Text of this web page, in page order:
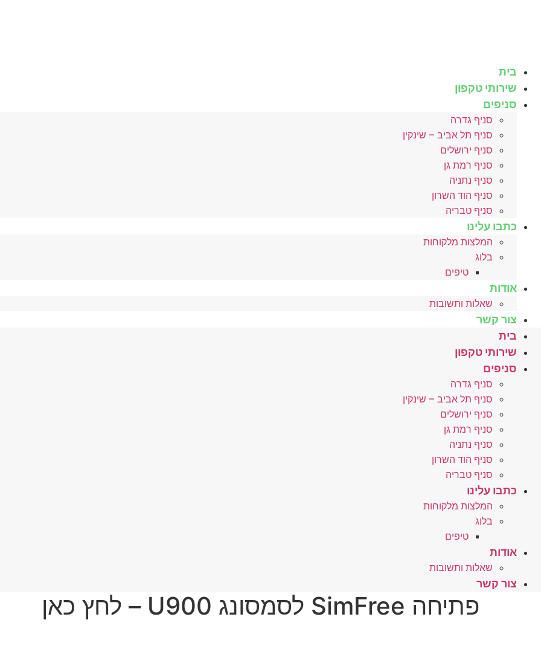
בית
שירותי טקפון
סניפים
סניף גדרה
סניף תל אביב – שינקין
סניף ירושלים
סניף רמת גן
סניף נתניה
סניף הוד השרון
סניף טבריה
כתבו עלינו
המלצות מלקוחות
בלוג
טיפים
אודות
שאלות ותשובות
צור קשר
בית
שירותי טקפון
סניפים
סניף גדרה
סניף תל אביב – שינקין
סניף ירושלים
סניף רמת גן
סניף נתניה
סניף הוד השרון
סניף טבריה
כתבו עלינו
המלצות מלקוחות
בלוג
טיפים
אודות
שאלות ותשובות
צור קשר
פתיחה SimFree לסמסונג U900 – לחץ כאן